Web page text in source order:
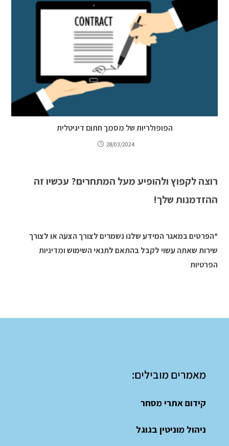
הפופולריות של מסמך חתום דיגיטלית
28/03/2024
רוצה לקפוץ ולהופיע מעל המתחרים? עכשיו זה
ההזדמנות שלך!
*הפרטים במאגר המידע שלנו נשמרים לצורך הצעה או לצורך
שירות שאתה עשוי לקבל בהתאם לתנאי השימושומדיניות
הפרטיות
מאמרים מובילים:
קידום אתרי מסחר
ניהול מוניטין בגוגל